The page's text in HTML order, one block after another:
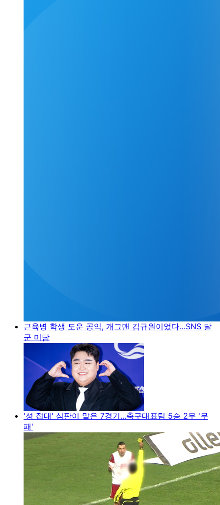
근육병 학생 도운 공익, 개그맨 김규원이었다…SNS 달
군 미담
'성 접대' 심판이 맡은 7경기...축구대표팀 5승 2무 '무
패'